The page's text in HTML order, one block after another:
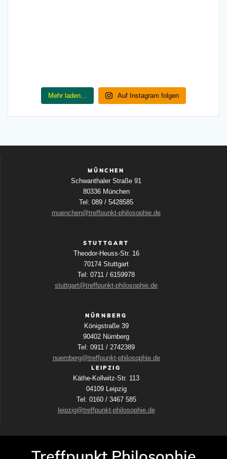
Mehr laden... Auf Instagram folgen
MÜNCHEN
Schwanthaler Straße 91
80336 München
Tel: 089 / 5428585
muenchen@treffpunkt-philosophie.de
STUTTGART
Theodor-Heuss-Str. 16
70174 Stuttgart
Tel: 0711 / 6159978
stuttgart@treffpunkt-philosophie.de
NÜRNBERG
Königstraße 39
90402 Nürnberg
Tel: 0911 / 2742389
nuernberg@treffpunkt-philosophie.de
LEIPZIG
Käthe-Kollwitz-Str. 113
04109 Leipzig
Tel: 0160 / 3467 585
leipzig@treffpunkt-philosophie.de